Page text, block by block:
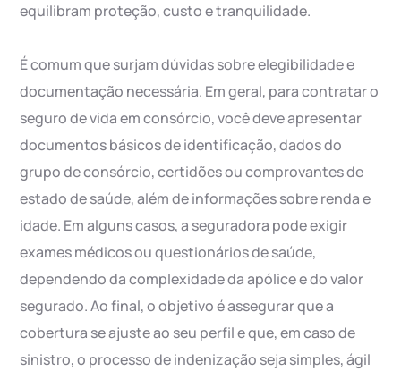
equilibram proteção, custo e tranquilidade.
É comum que surjam dúvidas sobre elegibilidade e
documentação necessária. Em geral, para contratar o
seguro de vida em consórcio, você deve apresentar
documentos básicos de identificação, dados do
grupo de consórcio, certidões ou comprovantes de
estado de saúde, além de informações sobre renda e
idade. Em alguns casos, a seguradora pode exigir
exames médicos ou questionários de saúde,
dependendo da complexidade da apólice e do valor
segurado. Ao final, o objetivo é assegurar que a
cobertura se ajuste ao seu perfil e que, em caso de
sinistro, o processo de indenização seja simples, ágil